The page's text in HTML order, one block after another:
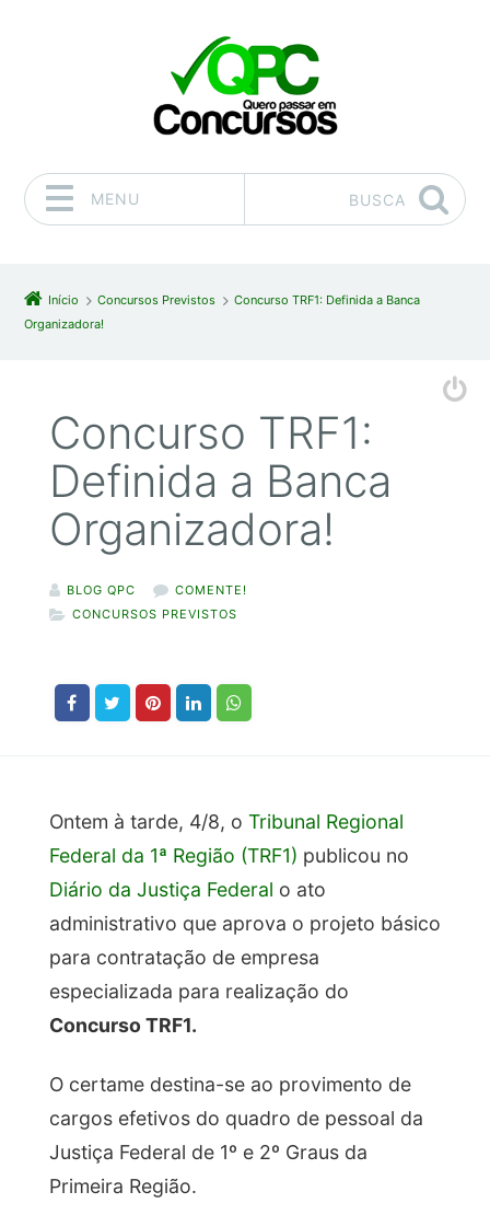
MENU BUSCA
Início Concursos Previstos
Concurso TRF1: Definida a Banca
Organizadora!
Concurso TRF1:
Definida a Banca
Organizadora!
BLOG QPC
COMENTE!
CONCURSOS PREVISTOS
Ontem à tarde, 4/8, o Tribunal Regional
Federal da 1ª Região (TRF1) publicou no
Diário da Justiça Federal o ato
administrativo que aprova o projeto básico
para contratação de empresa
especializada para realização do
Concurso TRF1.
O certame destina-se ao provimento de
cargos efetivos do quadro de pessoal da
Justiça Federal de 1º e 2º Graus da
Primeira Região.